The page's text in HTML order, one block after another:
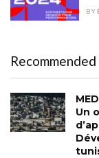
BY
Un